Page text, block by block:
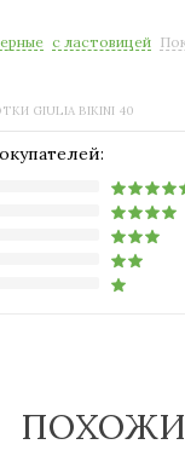
с ластовицей
GIULIA BIKINI 40